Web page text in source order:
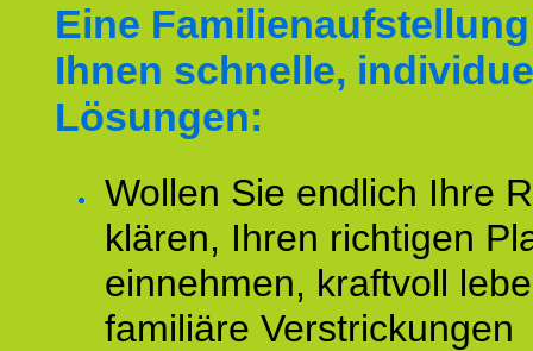
Eine
Ihnen schnelle,
Lösungen:
Wollen Sie endlich Ihre
klären, Ihren richtigen
einnehmen, kraftvoll
familiäre Verstrickungen